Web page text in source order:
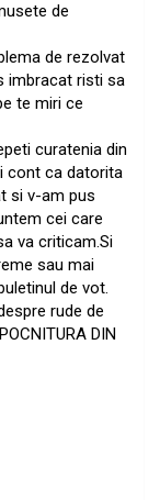
de
de rezolvat
imbracat risti sa
te miri ce
curatenia din
cont ca datorita
si v-am pus
cei care
va criticam.Si
sau mai
de vot.
rude de
DIN